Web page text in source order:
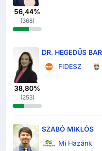
56,44%
(368)
38,80%
(253)
DR. HEGEDŰS
FIDESZ
SZABÓ MIKLÓS
Mi Hazánk